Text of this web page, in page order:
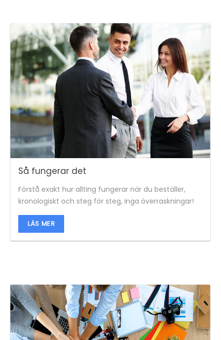
Så fungerar det
Förstå exakt hur allting fungerar när du beställer,
kronologiskt och steg för steg, inga överraskningar!
LÄS MER